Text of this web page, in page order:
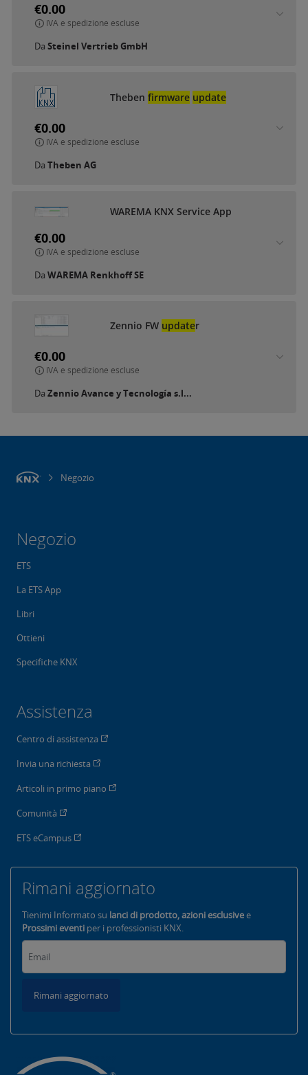
€0.00
IVA e spedizione escluse
Da Steinel Vertrieb GmbH
Theben firmware update
€0.00
IVA e spedizione escluse
Da Theben AG
WAREMA KNX Service App
€0.00
IVA e spedizione escluse
Da WAREMA Renkhoff SE
Zennio FW updater
€0.00
IVA e spedizione escluse
Da Zennio Avance y Tecnología s.l...
Negozio
Negozio
ETS
La ETS App
Libri
Ottieni
Specifiche KNX
Assistenza
Centro di assistenza
Invia una richiesta
Articoli in primo piano
Comunità
ETS eCampus
Rimani aggiornato
Tienimi Informato su lanci di prodotto, azioni esclusivee
Prossimi eventi per i professionisti KNX.
Rimani aggiornato